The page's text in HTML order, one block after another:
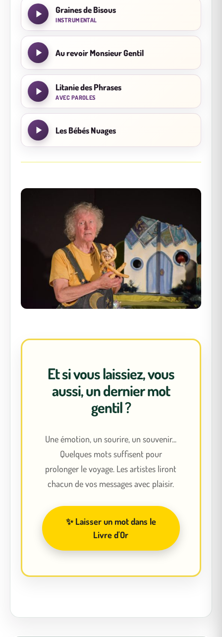
Graines de Bisous
INSTRUMENTAL
Au revoir Monsieur Gentil
Litanie des Phrases
AVEC PAROLES
Les Bébés Nuages
Et si vous laissiez, vous
aussi, un dernier mot
gentil ?
Une émotion, un sourire, un souvenir...
Quelques mots suffisent pour
prolonger le voyage. Les artistes liront
chacun de vos messages avec plaisir.
✨ Laisser un mot dans le
Livre d'Or